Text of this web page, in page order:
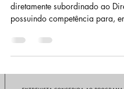
diretamente subordinado ao Diretor Geral,
possuindo competência para,